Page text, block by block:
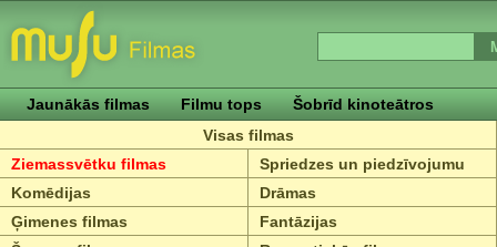
Jaunākās filmas Filmu tops
Šobrīd kinoteātros
Visas filmas
Ziemassvētku filmas
Spriedzes un piedzīvojumu
Komēdijas
Drāmas
Ģimenes filmas
Fantāzijas